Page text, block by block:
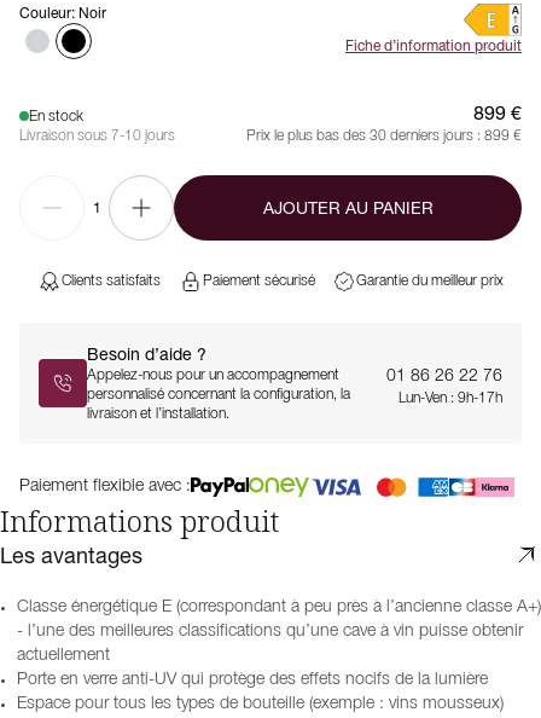
Couleur: Noir
Fiche d’information produit
En stock
Livraison sous 7-10 jours
899 €
Prix le plus bas des 30 derniers jours : 899 €
1 AJOUTER AU PANIER
Clients satisfaits Paiement sécurisé Garantie du meilleur prix
Besoin d’aide ?
Appelez-nous pour un accompagnement
personnalisé concernant la configuration, la
livraison et l’installation.
01 86 26 22 76
Lun-Ven : 9h-17h
Paiement flexible avec :
Informations produit
Les avantages
Classe énergétique E (correspondant à peu près à l’ancienne classe A+)
- l’une des meilleures classifications qu’une cave à vin puisse obtenir
actuellement
Porte en verre anti-UV qui protège des effets nocifs de la lumière
Espace pour tous les types de bouteille (exemple : vins mousseux)